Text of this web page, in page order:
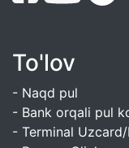
To'lov
- Naqd pul
- Bank orqali pul
- Terminal